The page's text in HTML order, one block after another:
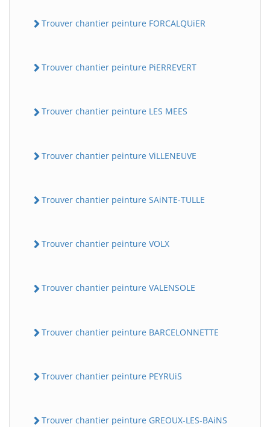
Trouver chantier peinture FORCALQUiER
Trouver chantier peinture PiERREVERT
Trouver chantier peinture LES MEES
Trouver chantier peinture ViLLENEUVE
Trouver chantier peinture SAiNTE-TULLE
Trouver chantier peinture VOLX
Trouver chantier peinture VALENSOLE
Trouver chantier peinture BARCELONNETTE
Trouver chantier peinture PEYRUiS
Trouver chantier peinture GREOUX-LES-BAiNS